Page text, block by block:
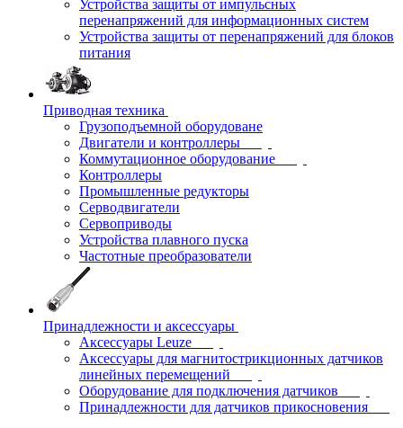
Устройства защиты от импульсных
перенапряжений для информационных систем
Устройства защиты от перенапряжений для блоков
питания
Приводная техника
Грузоподъемной оборудоване
Двигатели и контроллеры
Коммутационное оборудование
Контроллеры
Промышленные редукторы
Серводвигатели
Сервоприводы
Устройства плавного пуска
Частотные преобразователи
Принадлежности и аксессуары
Аксессуары Leuze
Аксессуары для магнитострикционных датчиков
линейных перемещений
Оборудование для подключения датчиков
Принадлежности для датчиков прикосновения